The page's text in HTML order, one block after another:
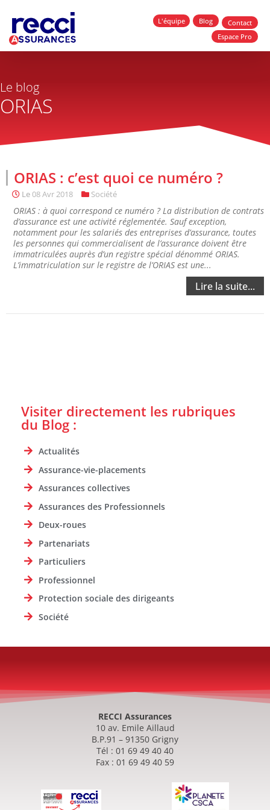
L'équipe Blog
Contact
Espace Pro
Le blog
ORIAS
ORIAS : c’est quoi ce numéro ?
Le08 Avr 2018 Société
ORIAS : à quoi correspond ce numéro ? La distribution de contrats
d’assurance est une activité réglementée. Sauf exception,
notamment pour les salariés des entreprises d’assurance, toutes
les personnes qui commercialisent de l’assurance doivent être
immatriculées auprès d’un registre spécial dénommé ORIAS.
L’immatriculation sur le registre de l’ORIAS est une...
Lire la suite...
Visiter directement les rubriques
du Blog :
Actualités
Assurance-vie-placements
Assurances collectives
Assurances des Professionnels
Deux-roues
Partenariats
Particuliers
Professionnel
Protection sociale des dirigeants
Société
RECCI Assurances
10 av. Emile Aillaud
B.P.91 – 91350 Grigny
Tél : 01 69 49 40 40
Fax : 01 69 49 40 59